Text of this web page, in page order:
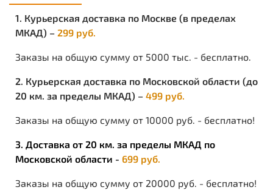
1. Курьерская доставка по Москве (в пределах
МКАД) – 299 руб.
Заказы на общую сумму от 5000 тыс. - бесплатно.
2. Курьерская доставка по Московской области (до
20 км. за пределы МКАД) – 499 руб.
Заказы на общую сумму от 10000 руб. - бесплатно!
3. Доставка от 20 км. за пределы МКАД по
Московской области - 699 руб.
Заказы на общую сумму от 20000 руб. - бесплатно!